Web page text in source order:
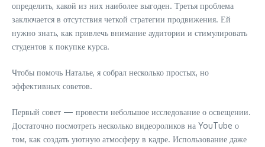
определить, какой из них наиболее выгоден. Третья проблема
заключается в отсутствия четкой стратегии продвижения. Ей
нужно знать, как привлечь внимание аудитории и стимулировать
студентов к покупке курса.
Чтобы помочь Наталье, я собрал несколько простых, но
эффективных советов.
Первый совет — провести небольшое исследование о освещении.
Достаточно посмотреть несколько видеороликов на YouTube о
том, как создать уютную атмосферу в кадре. Использование даже